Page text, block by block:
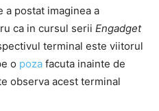
a postat imaginea a
ca in cursul serii Engadget
terminal este viitorul
o poza facuta inainte de
observa acest terminal